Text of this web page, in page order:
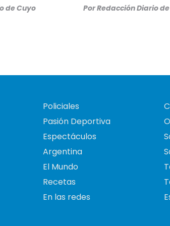
de Cuyo PorRedacción Diario
Policiales
Pasión Deportiva
Espectáculos
Argentina
El Mundo
Recetas
En las redes